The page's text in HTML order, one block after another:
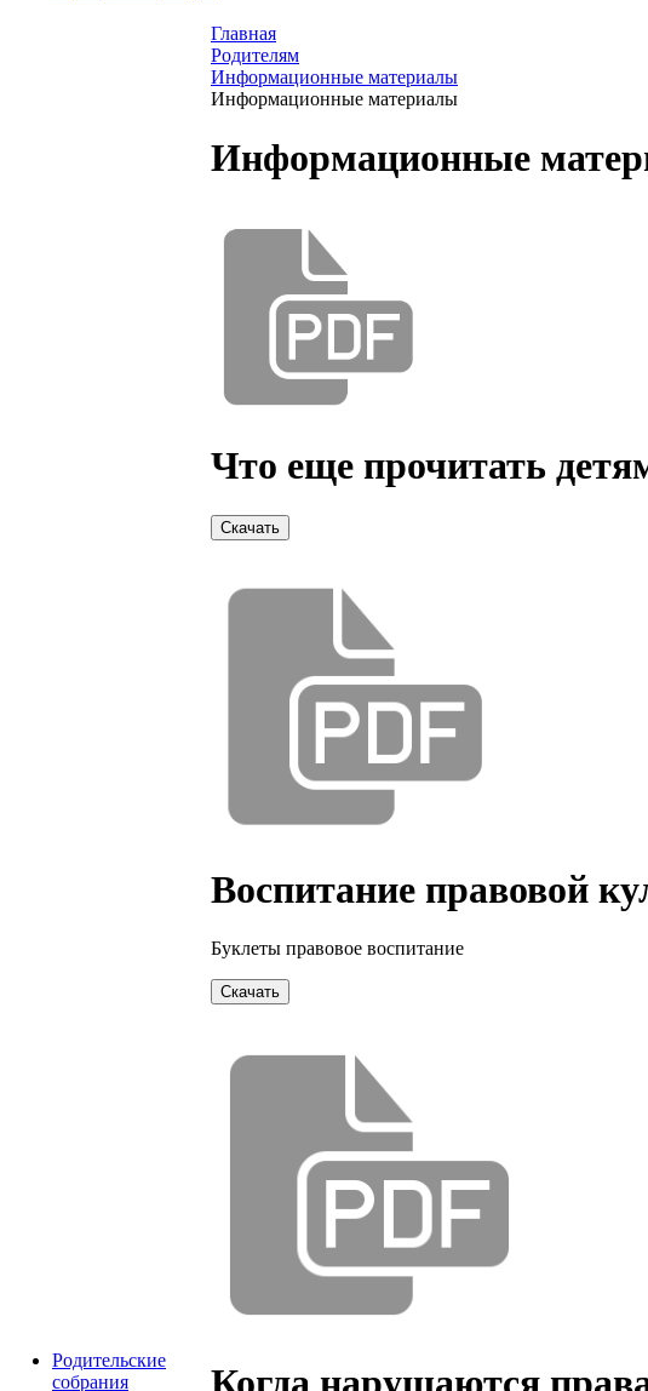
Родительские
собрания
Главная
Родителям
Информационные материалы
Информационные материалы
Информационные
Что еще прочитать
Скачать
Воспитание правовой
Буклеты правовое воспитание
Скачать